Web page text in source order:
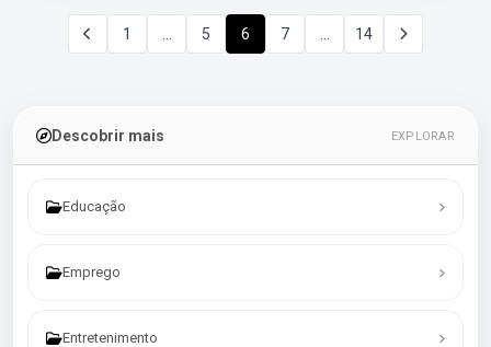
1 5 6 7 14
Descobrir mais EXPLORAR
Educação
Emprego
Entretenimento